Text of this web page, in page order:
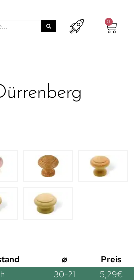
0
⌀
Preis
30-21 5,29€